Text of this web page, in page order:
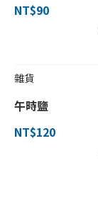
NT$90
雜貨
午時鹽
NT$120